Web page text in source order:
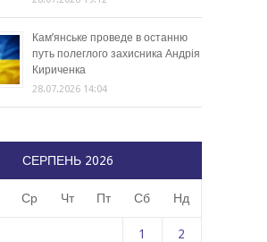
Кам’янське проведе в останню
путь полеглого захисника Андрія
Кириченка
28.07.2026 14:04
СЕРПЕНЬ 2026
Ср Чт Пт Сб Нд
1 2